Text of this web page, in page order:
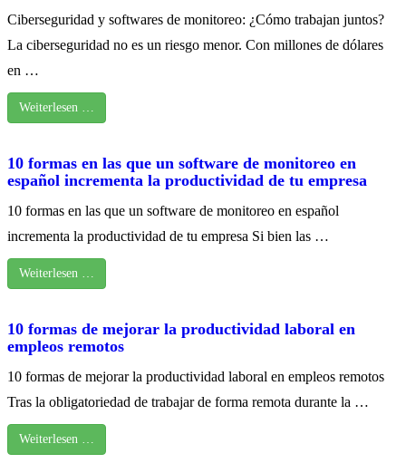
Ciberseguridad y softwares de monitoreo: ¿Cómo trabajan juntos?
La ciberseguridad no es un riesgo menor. Con millones de dólares
en …
Weiterlesen …
10 formas en las que un software de monitoreo en
español incrementa la productividad de tu empresa
10 formas en las que un software de monitoreo en español
incrementa la productividad de tu empresa Si bien las …
Weiterlesen …
10 formas de mejorar la productividad laboral en
empleos remotos
10 formas de mejorar la productividad laboral en empleos remotos
Tras la obligatoriedad de trabajar de forma remota durante la …
Weiterlesen …